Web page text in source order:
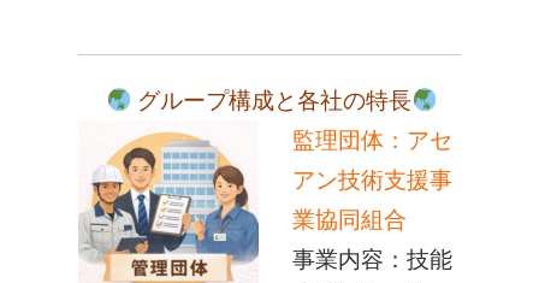
グループ構成と各社の特長
監理団体： アセ
アン技術支援事
業協同組合
事業内容：技能